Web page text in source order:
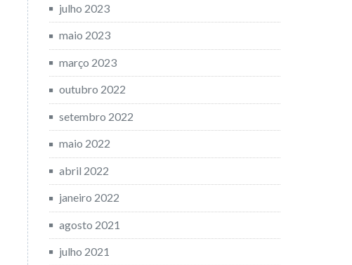
julho 2023
maio 2023
março 2023
outubro 2022
setembro 2022
maio 2022
abril 2022
janeiro 2022
agosto 2021
julho 2021